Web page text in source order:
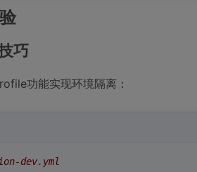
巧
功能实现环境隔离：
dev.yml